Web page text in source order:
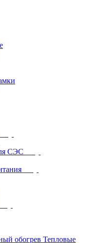
СЭС
обогрев Тепловые